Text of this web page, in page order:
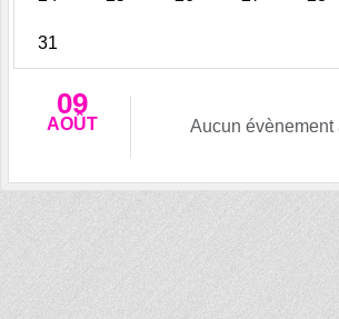
31
09
AOÛT Aucun évènement